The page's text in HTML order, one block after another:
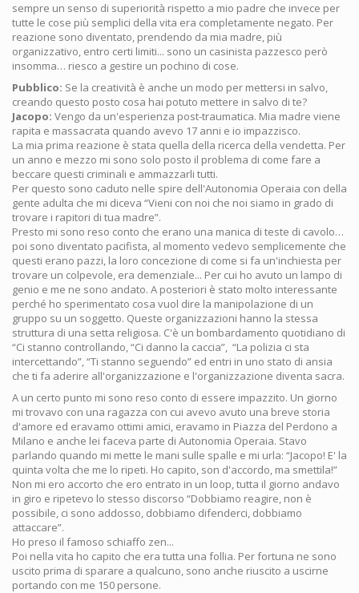
sempre un senso di superiorità rispetto a mio padre che invece per
tutte le cose più semplici della vita era completamente negato. Per
reazione sono diventato, prendendo da mia madre, più
organizzativo, entro certi limiti... sono un casinista pazzesco però
insomma… riesco a gestire un pochino di cose.
Pubblico: Se la creatività è anche un modo per mettersi in salvo,
creando questo posto cosa hai potuto mettere in salvo di te?
Jacopo: Vengo da un'esperienza post-traumatica. Mia madre viene
rapita e massacrata quando avevo 17 anni e io impazzisco.
La mia prima reazione è stata quella della ricerca della vendetta. Per
un anno e mezzo mi sono solo posto il problema di come fare a
beccare questi criminali e ammazzarli tutti.
Per questo sono caduto nelle spire dell'Autonomia Operaia con della
gente adulta che mi diceva “Vieni con noi che noi siamo in grado di
trovare i rapitori di tua madre”.
Presto mi sono reso conto che erano una manica di teste di cavolo…
poi sono diventato pacifista, al momento vedevo semplicemente che
questi erano pazzi, la loro concezione di come si fa un'inchiesta per
trovare un colpevole, era demenziale... Per cui ho avuto un lampo di
genio e me ne sono andato. A posteriori è stato molto interessante
perché ho sperimentato cosa vuol dire la manipolazione di un
gruppo su un soggetto. Queste organizzazioni hanno la stessa
struttura di una setta religiosa. C'è un bombardamento quotidiano di
“Ci stanno controllando, “Ci danno la caccia”, “La polizia ci sta
intercettando”, “Ti stanno seguendo” ed entri in uno stato di ansia
che ti fa aderire all'organizzazione e l'organizzazione diventa sacra.
A un certo punto mi sono reso conto di essere impazzito. Un giorno
mi trovavo con una ragazza con cui avevo avuto una breve storia
d'amore ed eravamo ottimi amici, eravamo in Piazza del Perdono a
Milano e anche lei faceva parte di Autonomia Operaia. Stavo
parlando quando mi mette le mani sulle spalle e mi urla: “Jacopo! E' la
quinta volta che me lo ripeti. Ho capito, son d'accordo, ma smettila!”
Non mi ero accorto che ero entrato in un loop, tutta il giorno andavo
in giro e ripetevo lo stesso discorso “Dobbiamo reagire, non è
possibile, ci sono addosso, dobbiamo difenderci, dobbiamo
attaccare”.
Ho preso il famoso schiaffo zen...
Poi nella vita ho capito che era tutta una follia. Per fortuna ne sono
uscito prima di sparare a qualcuno, sono anche riuscito a uscirne
portando con me 150 persone.